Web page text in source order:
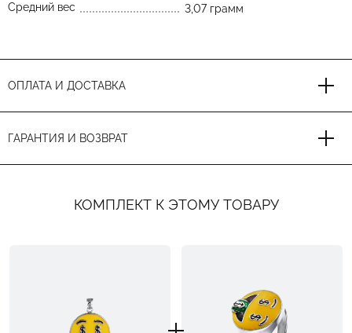
Средний вес
3,07 грамм
ОПЛАТА И ДОСТАВКА
ГАРАНТИЯ И ВОЗВРАТ
КОМПЛЕКТ К ЭТОМУ ТОВАРУ